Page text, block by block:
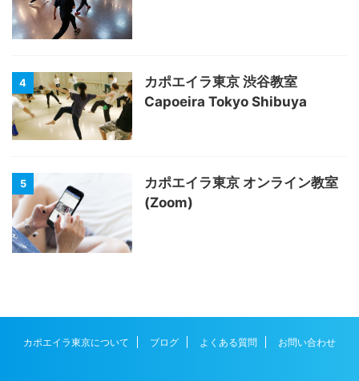
4
カポエイラ東京 渋谷教室
Capoeira Tokyo Shibuya
5
カポエイラ東京 オンライン教室
(Zoom)
カポエイラ東京について ブログ よくある質問 お問い合わせ